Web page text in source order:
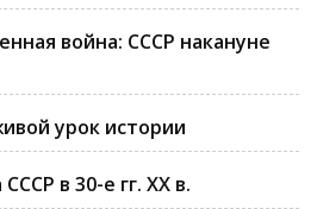
война: СССР накануне
урок истории
в 30-е гг. ХХ в.